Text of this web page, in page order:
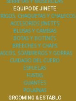
EQUIPO DE JINETE
CHAQUETAS Y CHALECOS
ACCESORIOS JINETES
BLUSAS Y CAMISAS
BOTAS Y BOTINES
BREECHES Y CHAPS
SOMBREROS Y GORRAS
CUIDADO DEL CUERO
ESPUELAS
FUSTAS
GUANTES
POLAINAS
GROOMING & ESTABLO